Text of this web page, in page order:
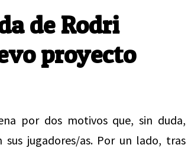
de Rodri
proyecto
por dos motivos que, sin duda,
jugadores/as. Por un lado, tras